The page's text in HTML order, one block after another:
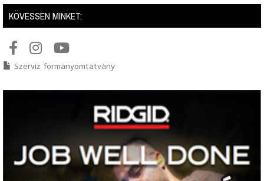
KÖVESSEN MINKET:
Szervíz formanyomtatvány